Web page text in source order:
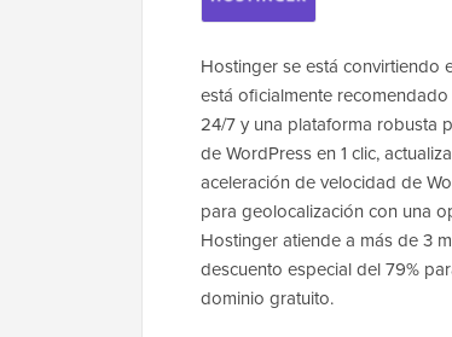
Hostinger se está convirtiendo
está oficialmente
24/7 y una plataforma robusta
de WordPress en 1 clic,
aceleración de velocidad de
para geolocalización con una
Hostinger atiende a más de 3
descuento especial del 79%
dominio gratuito.